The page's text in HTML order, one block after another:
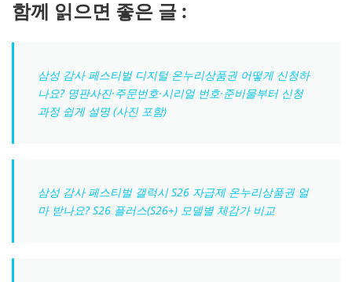
함께 읽으면 좋은 글 :
삼성 감사 페스티벌 디지털 온누리상품권 어떻게 신청하
나요? 명판사진·주문번호·시리얼 번호·준비물부터 신청
과정 쉽게 설명 (사진 포함)
삼성 감사 페스티벌 갤럭시 S26 자급제 온누리상품권 얼
마 받나요? S26 플러스(S26+) 모델별 체감가 비교